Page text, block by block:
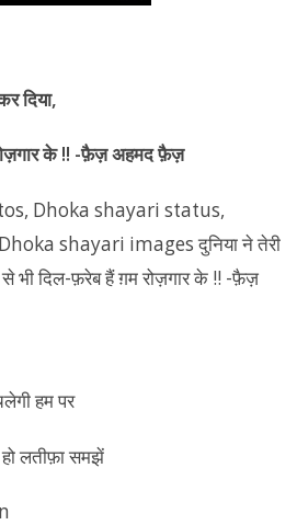
दिया,
के !! -फ़ैज़ अहमद फ़ैज़
हम पर
लतीफ़ा समझें